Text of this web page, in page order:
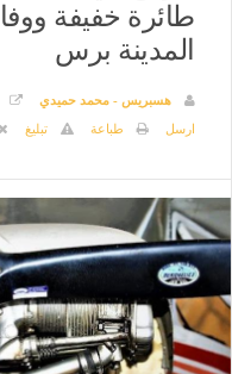
طائرة خفيفة
المدينة برس
هسبريس - محمد حميدي
ارسل
طباعة تبليغ